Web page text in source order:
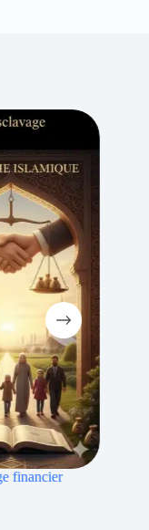
le patrimoine